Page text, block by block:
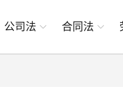
公司法 合同法